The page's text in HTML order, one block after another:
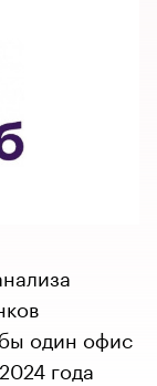
один офис
года